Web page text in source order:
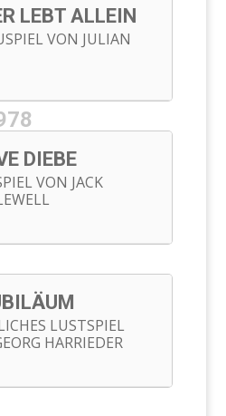
LEBT ALLEIN
VON JULIAN
DIEBE
VON JACK
LUSTSPIEL
HARRIEDER